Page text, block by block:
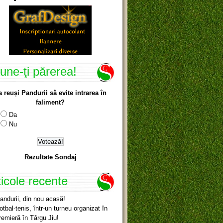
ţi părerea!
reuși Pandurii să evite intrarea în
faliment?
Da
Nu
Rezultate Sondaj
recente
din nou acasă!
tenis, într-un turneu organizat în
în Târgu Jiu!